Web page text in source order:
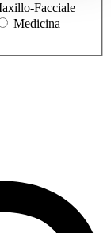
Facciale
Medicina